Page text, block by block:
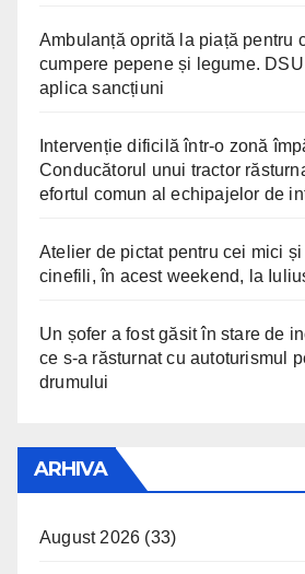
Ambulanță oprită la piață pentru
cumpere pepene și legume.
aplica sancțiuni
Intervenție dificilă într-o zonă
Conducătorul unui tractor
efortul comun al echipajelor de
Atelier de pictat pentru cei mici
cinefili, în acest weekend, la
Un șofer a fost găsit în stare de
ce s-a răsturnat cu autoturismul
drumului
ARHIVA
August 2026 (33)